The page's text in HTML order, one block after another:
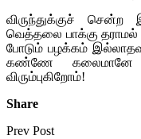
விருந்துக்குச் சென்ற
வெத்தலை பாக்கு
போடும் பழக்கம்
கண்ணே கலைமானே
விரும்புகிறோம்!
Share
Prev Post